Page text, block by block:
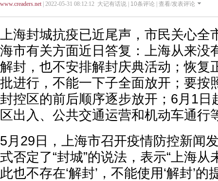
www.creaders.net| 2022-05-31 08:12:12 大记有话说 | 10条评论 | 查看/发表评论
上海封城抗疫已近尾声，市民关心全
海市有关方面近日答复：上海从来没
解封，也不安排解封庆典活动；恢复
批进行，不能一下子全面放开；要按
封控区的前后顺序逐步放开；6月1日
区出入、公共交通运营和机动车通行
5月29日，上海市召开疫情防控新闻
式否定了“封城”的说法，表示“上海从
此也不存在‘解封’，不能使用‘解封’